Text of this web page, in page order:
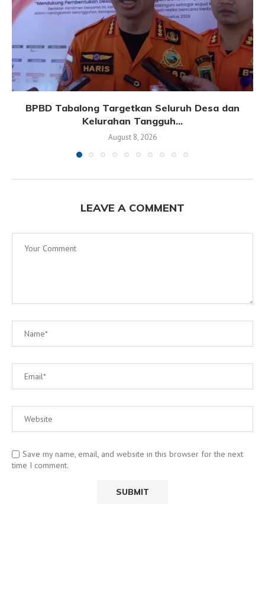
BPBD Tabalong Targetkan Seluruh Desa dan
Kelurahan Tangguh...
August 8, 2026
LEAVE A COMMENT
Save my name, email, and website in this browser for the next
time I comment.